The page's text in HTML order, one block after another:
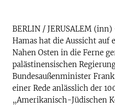
BERLIN / JERUSALEM
Hamas hat die Aussicht auf
Nahen Osten in die Ferne
palästinensischen
Bundesaußenminister
einer Rede anlässlich der
„Amerikanisch-Jüdischen